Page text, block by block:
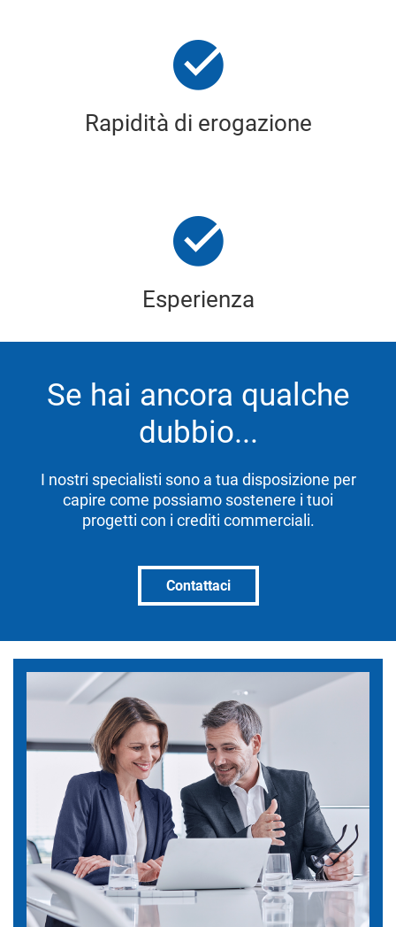
Rapidità di erogazione
Esperienza
Se hai ancora qualche
dubbio...
I nostri specialisti sono a tua disposizione per
capire come possiamo sostenere i tuoi
progetti con i crediti commerciali.
Contattaci